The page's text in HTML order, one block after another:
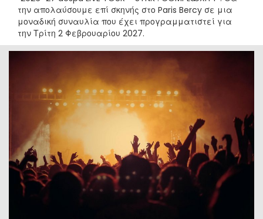
την απολαύσουμε επί σκηνής στο Paris Bercy σε μια
μοναδική συναυλία που έχει προγραμματιστεί για
την Τρίτη 2 Φεβρουαρίου 2027.